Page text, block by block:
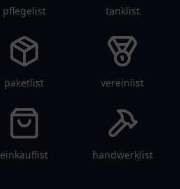
pflegelist tanklist
paketlist vereinlist
einkauflist handwerklist